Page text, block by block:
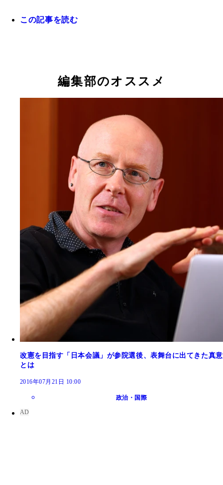
「イギリスの王室と比べると、日本の皇室は多く
に縛られていて、少し窮屈そうに感じる」と語る
リー氏
この記事を読む
編集部のオススメ
改憲を目指す「日本会議」が参院選後、表舞台に出てきた真意
とは
2016年07月21日 10:00
政治・国際